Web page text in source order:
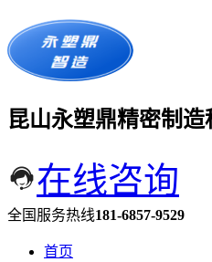
昆山永塑鼎精密制造
在线咨询
全国服务热线181-6857-9529
首页